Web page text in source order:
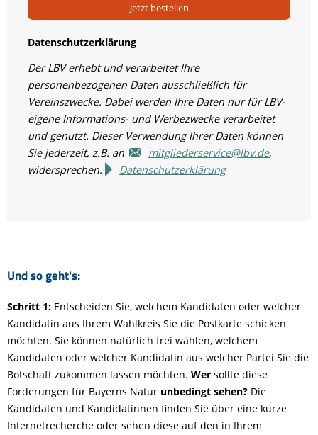
Jetzt bestellen
Datenschutzerklärung
Der LBV erhebt und verarbeitet Ihre
personenbezogenen Daten ausschließlich für
Vereinszwecke. Dabei werden Ihre Daten nur für LBV-
eigene Informations- und Werbezwecke verarbeitet
und genutzt. Dieser Verwendung Ihrer Daten können
Sie jederzeit, z.B. an
mitgliederservice@lbv.de,
widersprechen.
Datenschutzerklärung
Und so geht's:
Schritt 1: Entscheiden Sie, welchem Kandidaten oder welcher
Kandidatin aus Ihrem Wahlkreis Sie die Postkarte schicken
möchten. Sie können natürlich frei wählen, welchem
Kandidaten oder welcher Kandidatin aus welcher Partei Sie die
Botschaft zukommen lassen möchten. Wer sollte diese
Forderungen für Bayerns Natur unbedingt sehen? Die
Kandidaten und Kandidatinnen finden Sie über eine kurze
Internetrecherche oder sehen diese auf den in Ihrem